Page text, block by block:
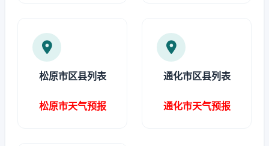
松原市区县列表
松原市天气预报
通化市区县列表
通化市天气预报